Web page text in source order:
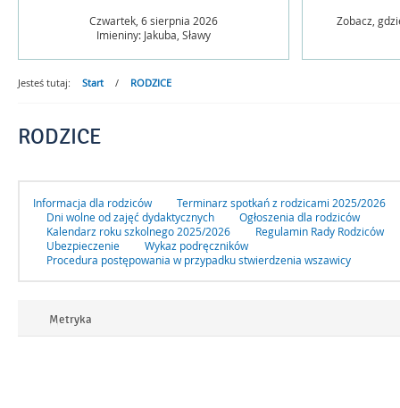
Czwartek, 6sierpnia 2026
Imieniny: Jakuba, Sławy
Zobacz,
Jesteś tutaj: Start / RODZICE
RODZICE
Informacja dla rodziców
Terminarz spotkań z rodzicami 2025/2026
Dni wolne od zajęć dydaktycznych
Ogłoszenia dla rodziców
Kalendarz roku szkolnego 2025/2026
Regulamin Rady Rodziców
Ubezpieczenie
Wykaz podręczników
Procedura postępowania w przypadku stwierdzenia wszawicy
Rozwiń
Metryka